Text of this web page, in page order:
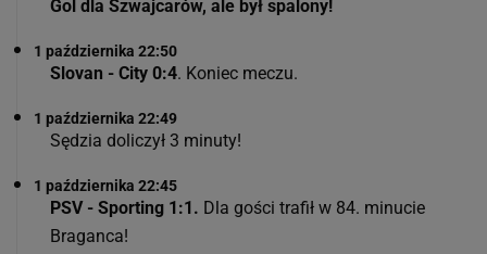
Gol dla Szwajcarów, ale był spalony!
1 października 22:50
Slovan - City 0:4. Koniec meczu.
1 października 22:49
Sędzia doliczył 3 minuty!
1 października 22:45
PSV - Sporting 1:1. Dla gości trafił w 84. minucie
Braganca!